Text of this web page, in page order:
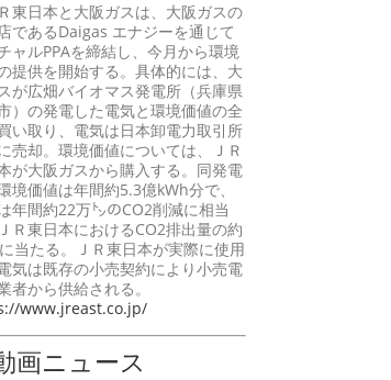
東日本と大阪ガスは、大阪ガスの
であるDaigas エナジーを通じて
ャルPPAを締結し、今月から環境
提供を開始する。具体的には、大
が広畑バイオマス発電所（兵庫県
）の発電した電気と環境価値の全
い取り、電気は日本卸電力取引所
売却。環境価値については、ＪＲ
が大阪ガスから購入する。同発電
境価値は年間約5.3億kWh分で、
年間約22万㌧のCO2削減に相当
Ｒ東日本におけるCO2排出量の約
当たる。ＪＲ東日本が実際に使用
気は既存の小売契約により小売電
者から供給される。
www.jreast.co.jp/
画ニュース